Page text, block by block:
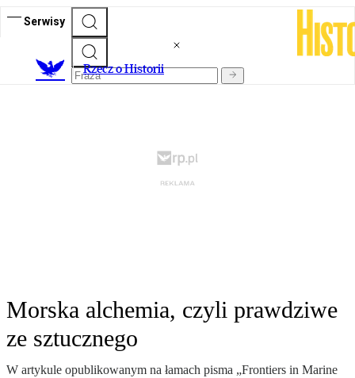
Serwisy
Rzecz o Historii
Morska alchemia, czyli prawdziwe
ze sztucznego
W artykule opublikowanym na łamach pisma „Frontiers in Marine